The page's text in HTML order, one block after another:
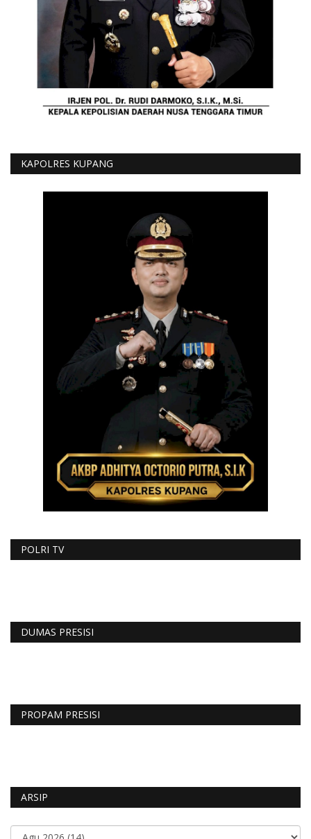
KAPOLRES KUPANG
POLRI TV
DUMAS PRESISI
PROPAM PRESISI
ARSIP